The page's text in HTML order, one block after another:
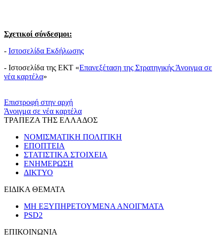
Σχετικοί σύνδεσμοι:
- Ιστοσελίδα Εκδήλωσης
- Ιστοσελίδα της ΕΚΤ «Επανεξέταση της Στρατηγικής Άνοιγμα σε
νέα καρτέλα»
Επιστροφή στην αρχή
Άνοιγμα σε νέα καρτέλα
ΤΡΑΠΕΖΑ ΤΗΣ ΕΛΛΑΔΟΣ
ΝΟΜΙΣΜΑΤΙΚΗ ΠΟΛΙΤΙΚΗ
ΕΠΟΠΤΕΙΑ
ΣΤΑΤΙΣΤΙΚΑ ΣΤΟΙΧΕΙΑ
ΕΝΗΜΕΡΩΣΗ
ΔΙΚΤΥΟ
ΕΙΔΙΚΑ ΘΕΜΑΤΑ
ΜΗ ΕΞΥΠΗΡΕΤΟΥΜΕΝΑ ΑΝΟΙΓΜΑΤΑ
PSD2
ΕΠΙΚΟΙΝΩΝΙΑ